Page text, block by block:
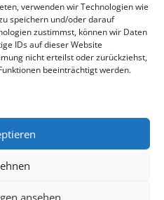
verwenden wir Technologien wie
speichern und/oder darauf
zustimmst, können wir Daten
IDs auf dieser Website
nicht erteilst oder zurückziehst,
beeinträchtigt werden.
ansehen
Hetzendorf
Karte anzeigen
(EU)